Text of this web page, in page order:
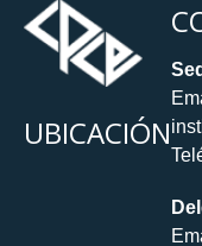
UBICACIÓN